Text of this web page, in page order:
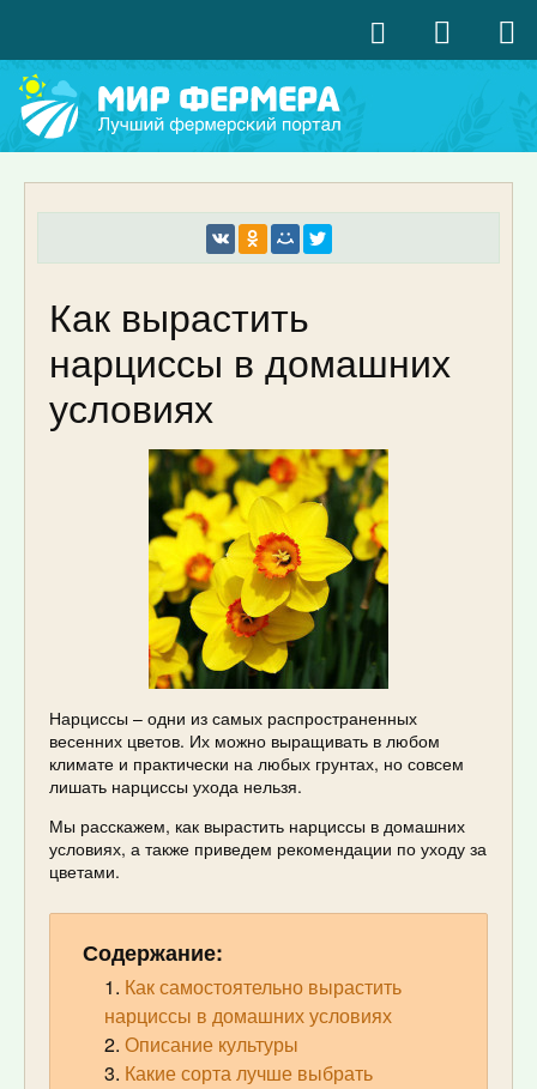
Как вырастить
нарциссы в домашних
условиях
Нарциссы – одни из самых распространенных
весенних цветов. Их можно выращивать в любом
климате и практически на любых грунтах, но совсем
лишать нарциссы ухода нельзя.
Мы расскажем, как вырастить нарциссы в домашних
условиях, а также приведем рекомендации по уходу за
цветами.
Содержание:
Как самостоятельно вырастить
нарциссы в домашних условиях
Описание культуры
Какие сорта лучше выбрать